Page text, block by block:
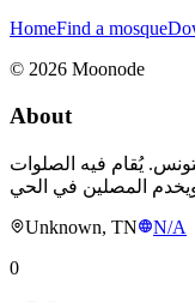
HomeFind a mosque
© 2026 Moonode
About
يُقام فيه الصلوات
Unknown, TN
N/A
0